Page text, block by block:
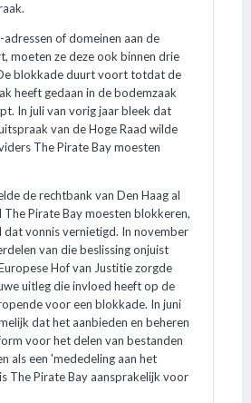
adressen of domeinen aan de
moeten ze deze ook binnen drie
blokkade duurt voort totdat de
heeft gedaan in de bodemzaak
In juli van vorig jaar bleek dat
van de Hoge Raad wilde
The Pirate Bay moesten
de rechtbank van Den Haag al
The Pirate Bay moesten blokkeren,
vonnis vernietigd. In november
van die beslissing onjuist
Hof van Justitie zorgde
uitleg die invloed heeft op de
voor een blokkade. In juni
dat het aanbieden en beheren
voor het delen van bestanden
als een 'mededeling aan het
The Pirate Bay aansprakelijk voor